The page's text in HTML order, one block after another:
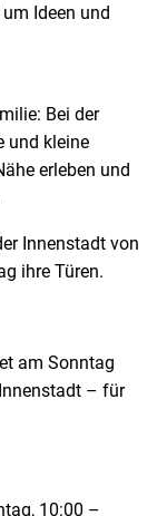
Ideen und
Bei der
und kleine
erleben und
Innenstadt von
ihre Türen.
am Sonntag
– für
10:00 –